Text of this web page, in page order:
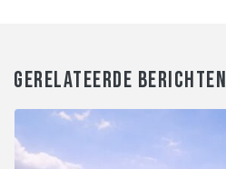
GERELATEERDE BERICHTEN